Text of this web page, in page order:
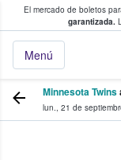
El mercado de boletos
garantizada.
Menú
fans
Minnesota Twins
lun., 21 de